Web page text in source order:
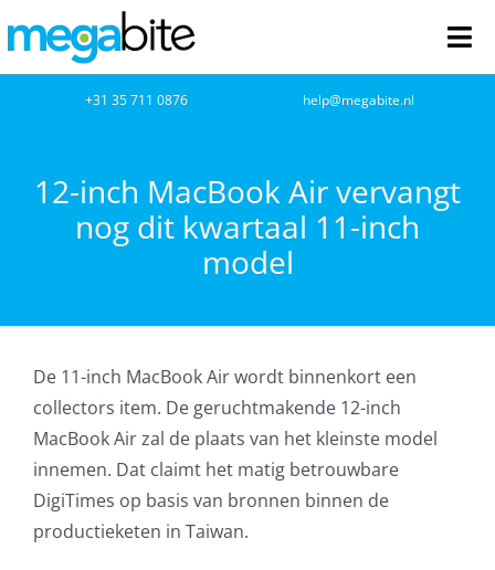
naar
inhoud
Netwerkbeheer
VOIP
Microsoft NCE
AVG
+31 35 711 0876 help@megabite.nl
12-inch MacBook Air vervangt
nog dit kwartaal 11-inch
model
De 11-inch MacBook Air wordt binnenkort een
collectors item. De geruchtmakende 12-inch
MacBook Air zal de plaats van het kleinste model
innemen. Dat claimt het matig betrouw­bare
DigiTimes op basis van bronnen binnen de
productieketen in Taiwan.